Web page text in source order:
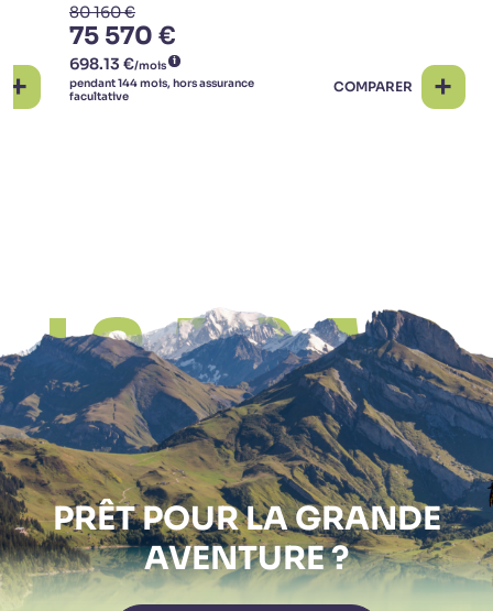
80 160 €
75 570 €
COMPARER
PRÊT POUR LAGRANDE
AVENTURE ?